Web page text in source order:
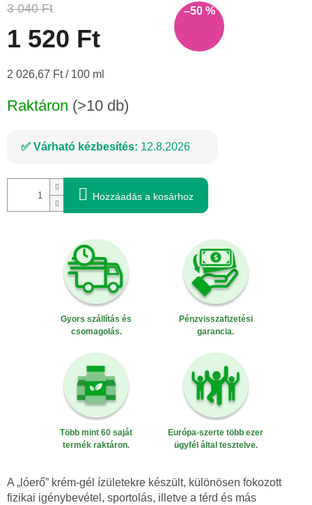
3 040 Ft –50 %
1 520 Ft
Egységár:
2 026,67 Ft / 100 ml
Raktáron (>10 db)
Várható kézbesítés: 12.8.2026
Hozzáadás a kosárhoz
Gyors szállítás és
csomagolás.
Pénzvisszafizetési
garancia.
Több mint 60 saját
termék raktáron.
Európa-szerte több ezer
ügyfél által tesztelve.
A „lóerő” krém-gél ízületekre készült, különösen fokozott
fizikai igénybevétel, sportolás, illetve a térd és más